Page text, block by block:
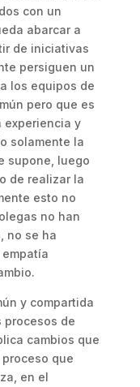
con un
abarcar a
de iniciativas
persiguen un
los equipos de
pero que es
experiencia y
solamente la
supone, luego
de realizar la
esto no
no han
no se ha
y compartida
procesos de
cambios que
que
en el